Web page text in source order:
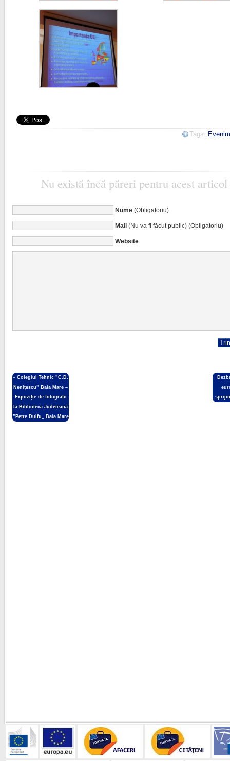
Tags:
Nu există încă păreri pentru acest articol
Nume(Obligatoriu)
Mail(Nu va fi făcut public) (Obligatoriu)
Website
«Colegiul Tehnic ”C.D.
Nenițescu” Baia Mare –
Expoziție de fotografii
la Biblioteca Județeană
”Petre Dulfu„ Baia Mare